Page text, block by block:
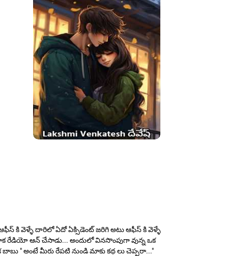
కి వెళ్ళే దారిలో ఏదో ఏక్సిడెంట్ జరిగి అటు ఆఫీస్ కి వెళ్ళే
రేడియో ఆన్ చేసాడు... అందులో వినసొంపుగా వున్న ఒక
" అంటే మీరు రేపటి నుండి మాకు కథ లు చెప్పరా..."